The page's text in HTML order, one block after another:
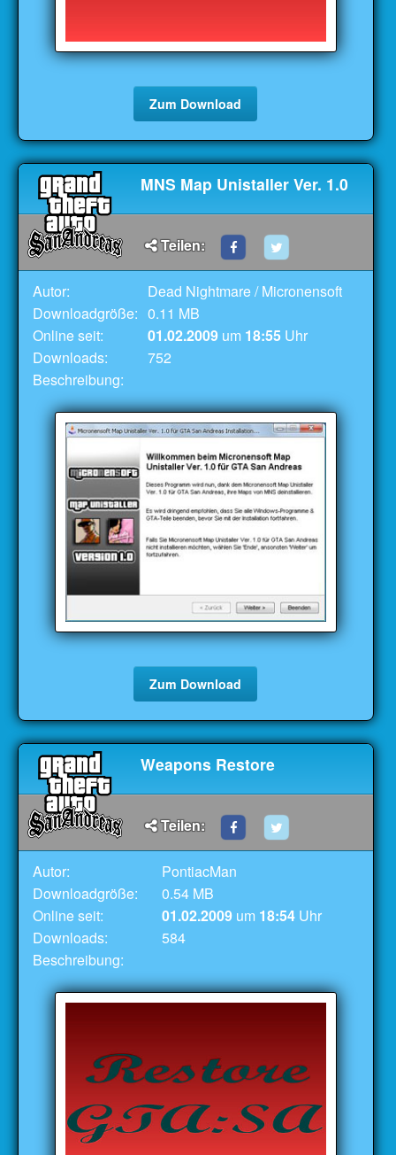
Zum Download
MNS Map Unistaller Ver. 1.0
Teilen:
Autor:
Dead Nightmare / Micronensoft
Downloadgröße: 0.11 MB
Online seit:
01.02.2009 um 18:55 Uhr
Downloads:
752
Beschreibung:
Zum Download
Weapons Restore
Teilen:
Autor:
PontiacMan
Downloadgröße:
0.54 MB
Online seit:
01.02.2009 um 18:54 Uhr
Downloads:
584
Beschreibung: